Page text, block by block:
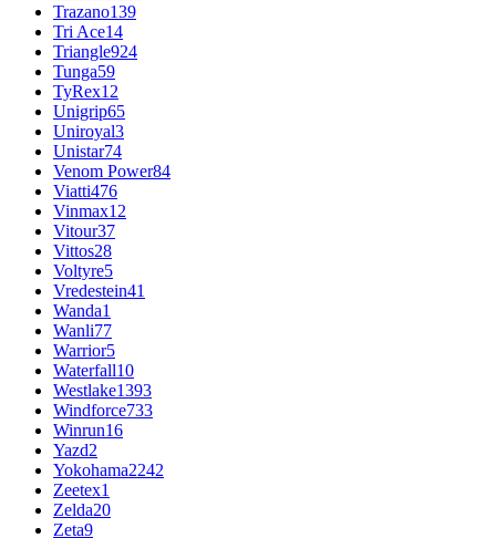
Trazano139
Tri Ace14
Triangle924
Tunga59
TyRex12
Unigrip65
Uniroyal3
Unistar74
Venom Power84
Viatti476
Vinmax12
Vitour37
Vittos28
Voltyre5
Vredestein41
Wanda1
Wanli77
Warrior5
Waterfall10
Westlake1393
Windforce733
Winrun16
Yazd2
Yokohama2242
Zeetex1
Zelda20
Zeta9